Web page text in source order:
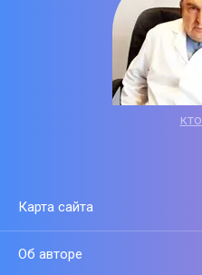
Карта сайта
Об авторе